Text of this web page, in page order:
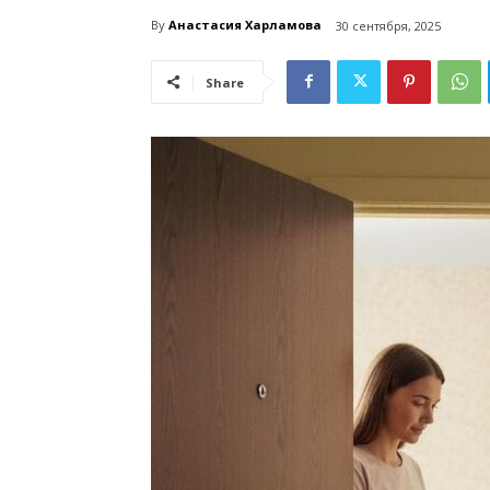
By Анастасия Харламова 30 сентября, 2025
Share